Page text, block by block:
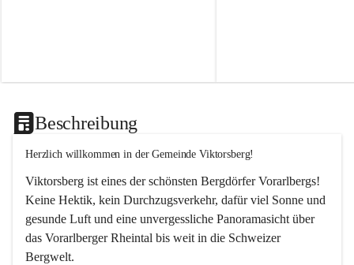
Beschreibung
Herzlich willkommen in der Gemeinde Viktorsberg!
Viktorsberg ist eines der schönsten Bergdörfer Vorarlbergs!
Keine Hektik, kein Durchzugsverkehr, dafür viel Sonne und
gesunde Luft und eine unvergessliche Panoramasicht über
das Vorarlberger Rheintal bis weit in die Schweizer
Bergwelt.